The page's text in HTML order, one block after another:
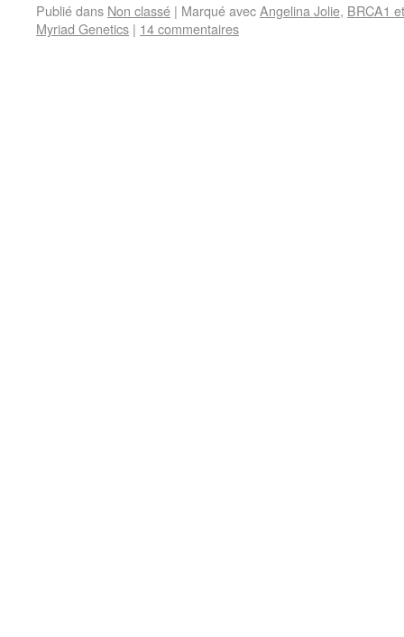
Publié dans Non classé | Marqué avecAngelina Jolie, BRCA1
Myriad Genetics | 14 commentaires